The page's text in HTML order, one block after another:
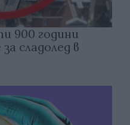
900 години
сладолед в